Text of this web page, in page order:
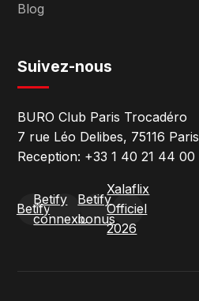
Blog
Suivez-nous
BURO Club Paris Trocadéro
7 rue Léo Delibes, 75116 Paris
Reception: +33 1 40 21 44 00
Betify
Betify
connexion
Betify
bonus
Xalaflix
Officiel
2026